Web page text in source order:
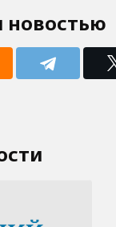
новостью